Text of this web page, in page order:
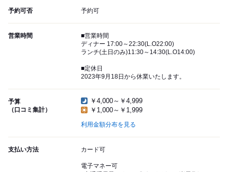
予約可否 予約可
営業時間
■営業時間
ディナー 17:00～22:30(L.O22:00)
ランチ(土日のみ)11:30～14:30(L.O14:00)
■定休日
2023年9月18日から休業いたします。
予算
（口コミ集計）
￥4,000～￥4,999
￥1,000～￥1,999
利用金額分布を見る
支払い方法 カード可
電子マネー可